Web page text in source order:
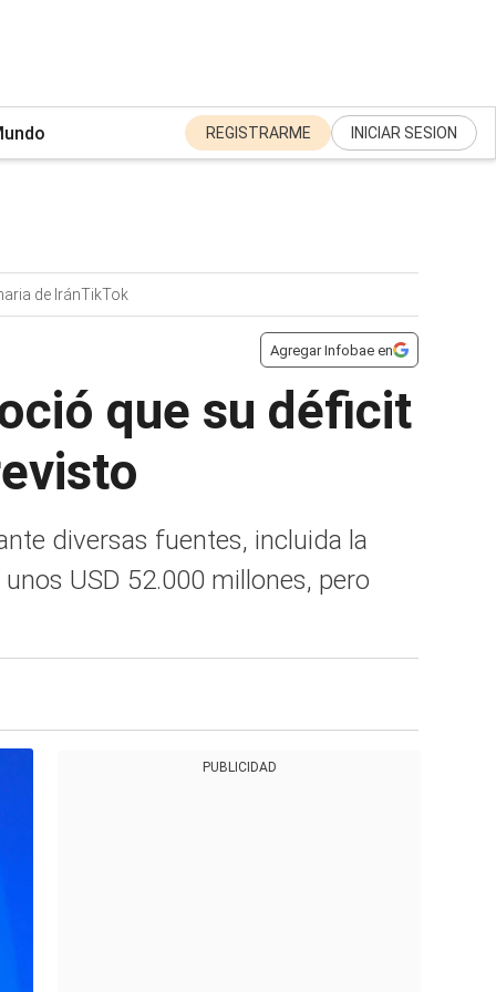
REGISTRARME INICIAR SESION
de IránTikTok
Agregar Infobae en
que su déficit
diversas fuentes, incluida la
USD 52.000 millones, pero
PUBLICIDAD